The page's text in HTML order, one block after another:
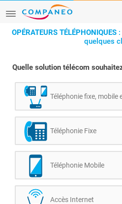
OPÉRATEURS TÉLÉPHONIQUES
quelques
Quelle solution télécom
Téléphonie fixe, mobile
Téléphonie Fixe
Téléphonie Mobile
Accès Internet